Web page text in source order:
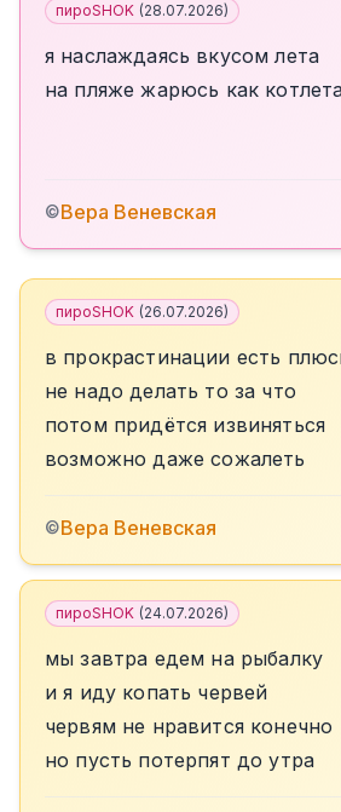
пироSHOK (28.07.2026)
я наслаждаясь вкусом лета
на пляже жарюсь как
©Вера Веневская
пироSHOK (26.07.2026)
в прокрастинации есть
не надо делать то за что
потом придётся извиняться
возможно даже сожалеть
©Вера Веневская
пироSHOK (24.07.2026)
мы завтра едем на рыбалку
и я иду копать червей
червям не нравится конечно
но пусть потерпят до утра